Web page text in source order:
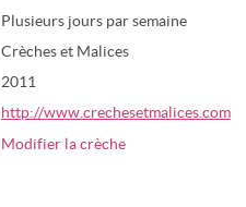
Plusieurs jours par semaine
Crèches et Malices
2011
http://www.crechesetmalices.com
Modifier la crèche